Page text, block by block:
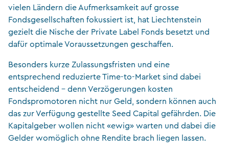
vielen Ländern die Aufmerksamkeit auf grosse
Fondsgesellschaften fokussiert ist, hat Liechtenstein
gezielt die Nische der Private Label Fonds besetzt und
dafür optimale Voraussetzungen geschaffen.
Besonders kurze Zulassungsfristen und eine
entsprechend reduzierte Time-to-Market sind dabei
entscheidend – denn Verzögerungen kosten
Fondspromotoren nicht nur Geld, sondern können auch
das zur Verfügung gestellte Seed Capital gefährden. Die
Kapitalgeber wollen nicht «ewig» warten und dabei die
Gelder womöglich ohne Rendite brach liegen lassen.